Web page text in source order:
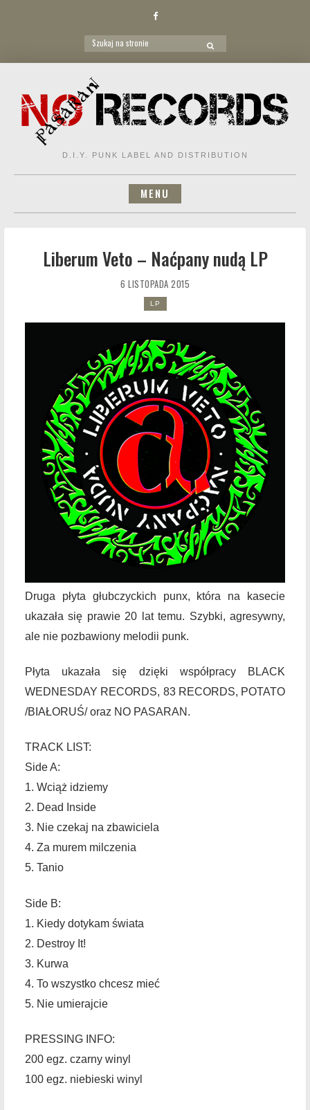
Facebook
Search
for:
SEARCH
D.I.Y. PUNK LABEL AND DISTRIBUTION
MENU
Liberum Veto – Naćpany nudą LP
6 LISTOPADA 2015
LP
Druga płyta głubczyckich punx, która na kasecie
ukazała się prawie 20 lat temu. Szybki, agresywny,
ale nie pozbawiony melodii punk.
Płyta ukazała się dzięki współpracy BLACK
WEDNESDAY RECORDS, 83 RECORDS, POTATO
/BIAŁORUŚ/ oraz NO PASARAN.
TRACK LIST:
Side A:
1. Wciąż idziemy
2. Dead Inside
3. Nie czekaj na zbawiciela
4. Za murem milczenia
5. Tanio
Side B:
1. Kiedy dotykam świata
2. Destroy It!
3. Kurwa
4. To wszystko chcesz mieć
5. Nie umierajcie
PRESSING INFO:
200 egz. czarny winyl
100 egz. niebieski winyl